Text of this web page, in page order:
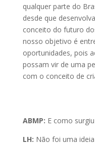
qualquer parte do
desde que
conceito do futuro
nosso objetivo é
oportunidades, pois
possam vir de uma
com o conceito de
ABMP: E como
LH: Não foi uma